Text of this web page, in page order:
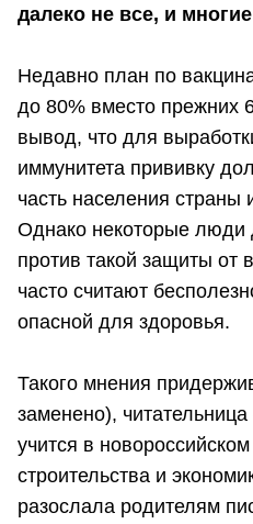
далеко не все, и
Недавно план по
до 80% вместо прежних
вывод, что для
иммунитета прививку
часть населения страны
Однако некоторые люди
против такой защиты от
часто считают
опасной для здоровья.
Такого мнения
заменено),
учится в
строительства и
разослала родителям